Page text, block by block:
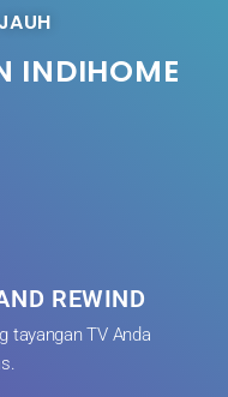
INDIHOME
REWIND
tayangan TV Anda